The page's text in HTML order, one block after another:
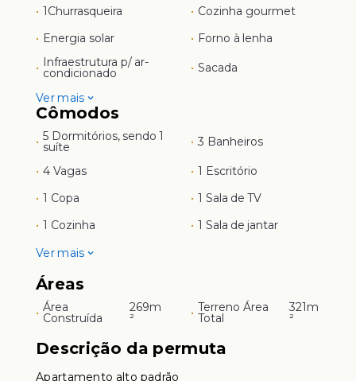
• 1Churrasqueira • Cozinha gourmet
• Energia solar • Forno à lenha
• Infraestrutura p/ ar-
condicionado • Sacada
Ver mais
Cômodos
• 5 Dormitórios, sendo 1
suíte • 3 Banheiros
• 4 Vagas • 1 Escritório
• 1 Copa • 1 Sala de TV
• 1 Cozinha • 1 Sala de jantar
Ver mais
Áreas
• Área
Construída
269m
² • Terreno Área
Total
321m
²
Descrição da permuta
Apartamento alto padrão